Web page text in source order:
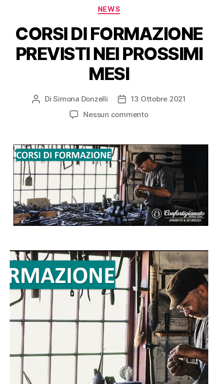
NEWS
CORSI DI FORMAZIONE
PREVISTI NEI PROSSIMI
MESI
DiSimona Donzelli
13 Ottobre 2021
Nessun commento